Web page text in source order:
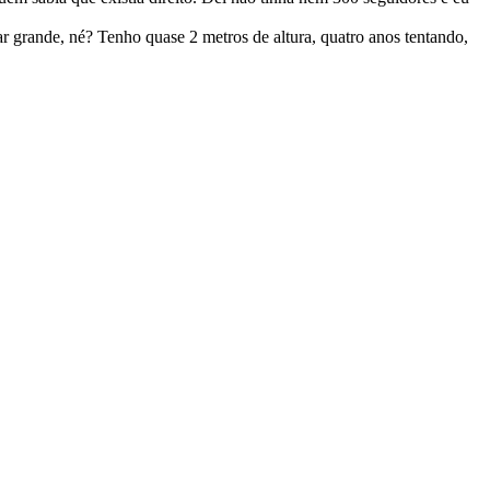
né? Tenho quase 2 metros de altura, quatro anos tentando,